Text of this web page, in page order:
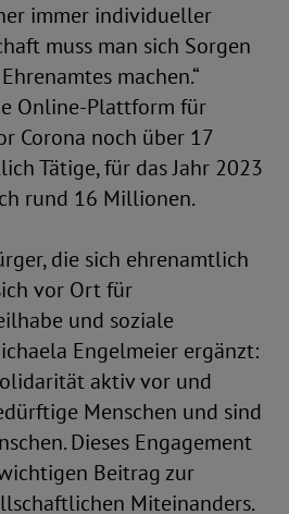
immer individueller
muss man sich Sorgen
machen.“
Online-Plattform für
Corona noch über 17
Tätige, für das Jahr 2023
rund 16 Millionen.
die sich ehrenamtlich
vor Ort für
und soziale
Engelmeier ergänzt:
aktiv vor und
Menschen und sind
Dieses Engagement
Beitrag zur
Miteinanders.